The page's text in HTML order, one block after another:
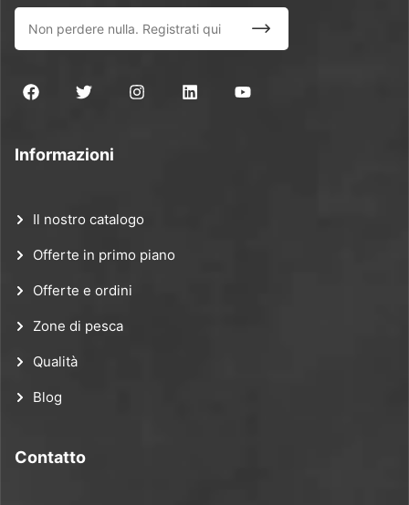
Informazioni
Il nostro catalogo
Offerte in primo piano
Offerte e ordini
Zone di pesca
Qualità
Blog
Contatto